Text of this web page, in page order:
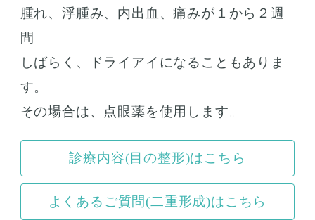
腫れ、浮腫み、内出血、痛みが１から２週
間
しばらく、ドライアイになることもありま
す。
その場合は、点眼薬を使用します。
診療内容(目の整形)はこちら
よくあるご質問(二重形成)はこちら